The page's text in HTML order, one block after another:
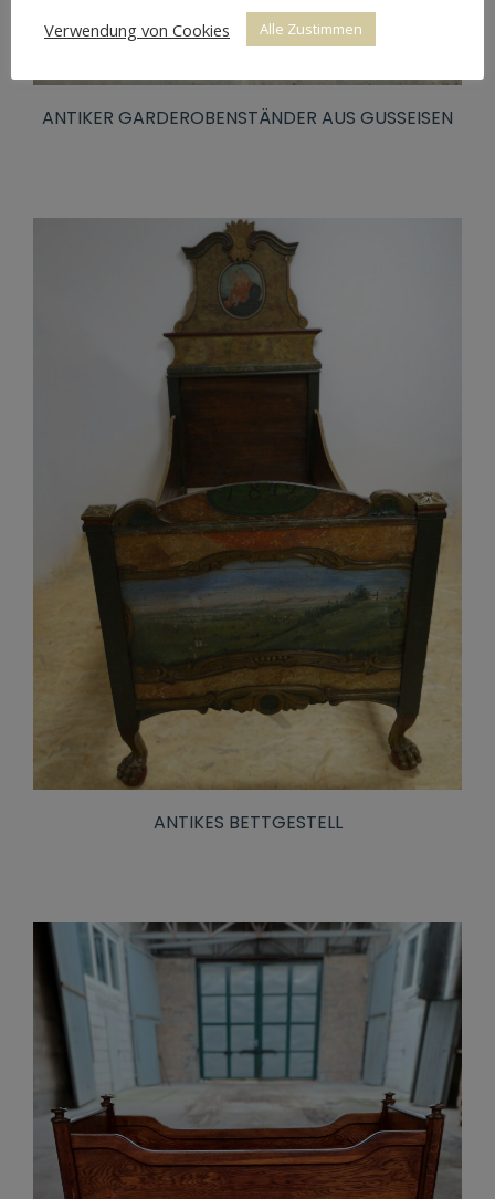
ANTIKER GARDEROBENSTÄNDER AUS GUSSEISEN
ANTIKES BETTGESTELL
Verwendung von Cookies
Alle Zustimmen